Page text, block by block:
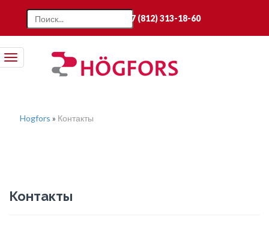
+7 (812) 313-18-60
Toggle
navigation
Hogfors » Контакты
Контакты